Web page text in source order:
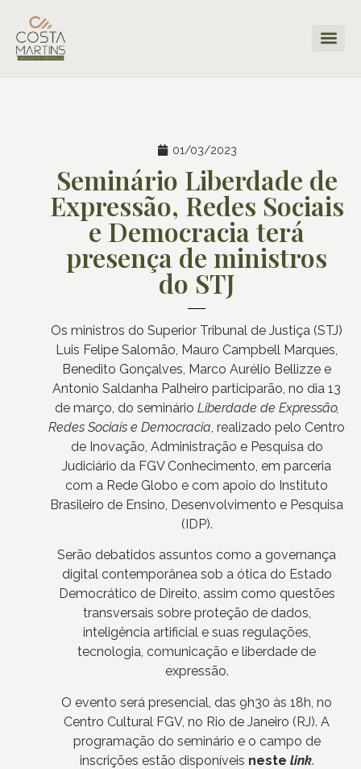
01/03/2023
Seminário Liberdade de
Expressão, Redes Sociais
e Democracia terá
presença de ministros
do STJ
Os ministros do Superior Tribunal de Justiça (STJ)
Luis Felipe Salomão, Mauro Campbell Marques,
Benedito Gonçalves, Marco Aurélio Bellizze e
Antonio Saldanha Palheiro participarão, no dia 13
de março, do seminário Liberdade de Expressão,
Redes Sociais e Democracia, realizado pelo Centro
de Inovação, Administração e Pesquisa do
Judiciário da FGV Conhecimento, em parceria
com a Rede Globo e com apoio do Instituto
Brasileiro de Ensino, Desenvolvimento e Pesquisa
(IDP).
Serão debatidos assuntos como a governança
digital contemporânea sob a ótica do Estado
Democrático de Direito, assim como questões
transversais sobre proteção de dados,
inteligência artificial e suas regulações,
tecnologia, comunicação e liberdade de
expressão.
O evento será presencial, das 9h30 às 18h, no
Centro Cultural FGV, no Rio de Janeiro (RJ). A
programação do seminário e o campo de
inscrições estão disponíveis neste link.